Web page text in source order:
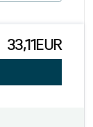
33,11EUR